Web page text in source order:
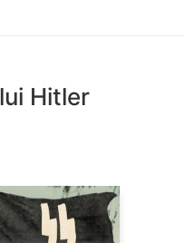
Hitler